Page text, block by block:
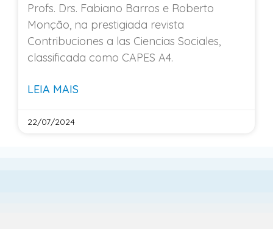
Profs. Drs. Fabiano Barros e Roberto
Monção, na prestigiada revista
Contribuciones a las Ciencias Sociales,
classificada como CAPES A4.
LEIA MAIS
22/07/2024